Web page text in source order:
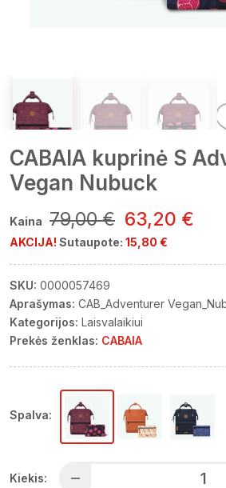
CABAIA kuprinė S
Vegan Nubuck
Kaina 79,00 € 63,20 €
AKCIJA! Sutaupote: 15,80 €
SKU: 0000057469
Aprašymas: CAB_Adventurer
Kategorijos: Laisvalaikiui
Prekės ženklas: CABAIA
Spalva:
Kiekis: